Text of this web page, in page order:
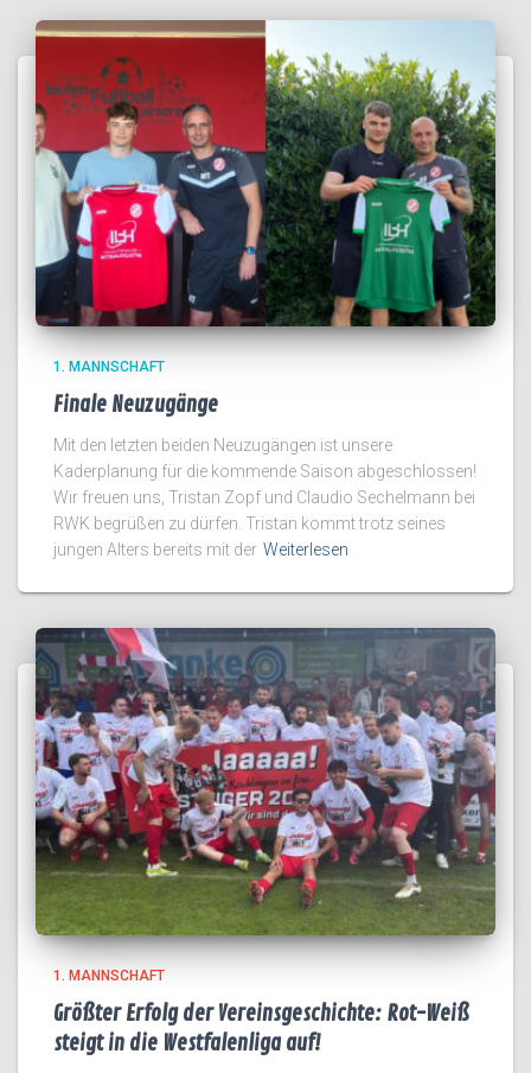
1. MANNSCHAFT
Finale Neuzugänge
Mit den letzten beiden Neuzugängen ist unsere
Kaderplanung für die kommende Saison abgeschlossen!
Wir freuen uns, Tristan Zopf und Claudio Sechelmann bei
RWK begrüßen zu dürfen. Tristan kommt trotz seines
jungen Alters bereits mit der Weiterlesen
1. MANNSCHAFT
Größter Erfolg der Vereinsgeschichte: Rot-Weiß
steigt in die Westfalenliga auf!